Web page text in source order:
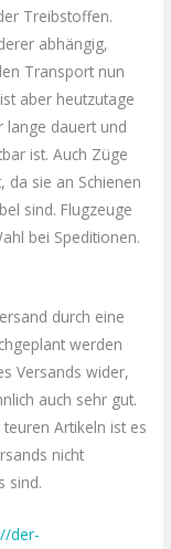
Treibstoffen.
abhängig,
Transport nun
aber heutzutage
lange dauert und
ist. Auch Züge
sie an Schienen
sind. Flugzeuge
bei Speditionen.
durch eine
werden
Versands wider,
auch sehr gut.
Artikeln ist es
nicht
sind.
der-